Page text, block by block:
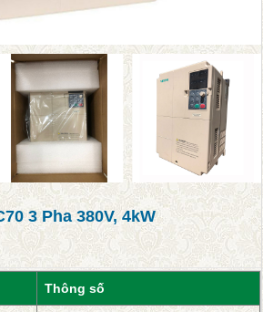
3 Pha 380V, 4kW
Thông số